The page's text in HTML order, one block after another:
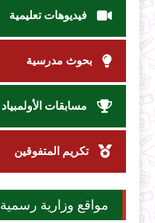
فيديوهات تعليمية
بحوث مدرسية
مسابقات الأولمبياد
تكريم المتفوقين
مواقع وزارية رسمية